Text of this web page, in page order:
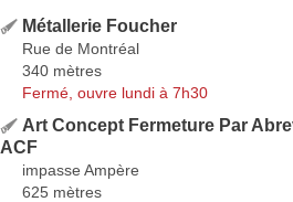
Métallerie Foucher
Rue de Montréal
340 mètres
Fermé, ouvre lundi à 7h30
Art Concept Fermeture Par
ACF
impasse Ampère
625 mètres